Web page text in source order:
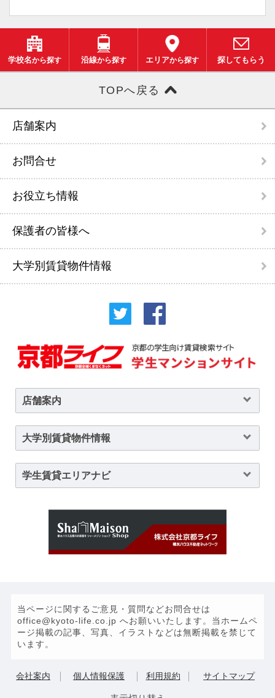
学校名から探す 沿線から探す エリアから探す 探してもらう
TOPへ戻る
店舗案内
お問合せ
お役立ち情報
保護者の皆様へ
大学別賃貸物件情報
店舗案内
大学別賃貸物件情報
学生賃貸エリアナビ
当ページに関するご意見・質問などお問合せは
office@kyoto-life.co.jp へお願いいたします。当ホームペ
ージ掲載の記事、写真、イラストなどは無断掲載を禁じて
います。
会社案内 個人情報保護 利用規約 サイトマップ